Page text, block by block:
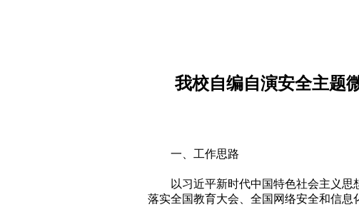
我校自编自演安全主题
一、工作思路
以习近平新时代中国特色社会主义
落实全国教育大会、全国网络安全和信